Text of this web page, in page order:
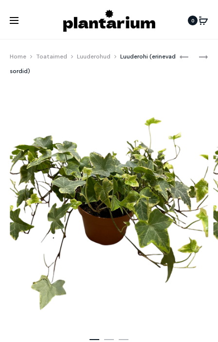
0
Home Toataimed Luuderohud Luuderohi (erinevad
sordid)